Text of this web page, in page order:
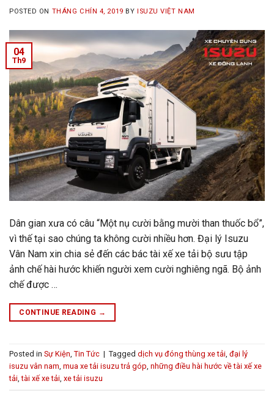
POSTED ON THÁNG CHÍN 4, 2019 BY ISUZU VIỆT NAM
04
Th9
Dân gian xưa có câu “Một nụ cười bằng mười than thuốc bổ”,
vì thế tại sao chúng ta không cười nhiều hơn. Đại lý Isuzu
Vân Nam xin chia sẻ đến các bác tài xế xe tải bộ sưu tập
ảnh chế hài hước khiến người xem cười nghiêng ngã. Bộ ảnh
chế được …
CONTINUE READING →
Posted in Sự Kiện, Tin Tức | Tagged dịch vụ đóng thùng xe tải, đại lý
isuzu vân nam, mua xe tải isuzu trả góp, những điều hài hước về tài xế xe
tải,tài xế xe tải, xe tải isuzu